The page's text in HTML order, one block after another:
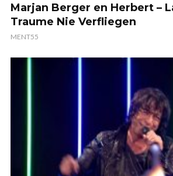
Marjan Berger en Herbert –
Traume Nie Verfliegen
MENT55